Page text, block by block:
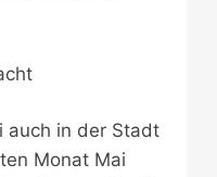
auch in der Stadt
Monat Mai